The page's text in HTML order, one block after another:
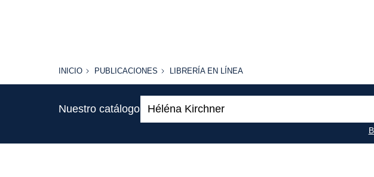
INICIO
INICIO PUBLICACIONES
PUBLICACIONES
LIBRERÍA
LÍNEA
LIBRERÍA EN LÍNEA
Nuestro catálogo